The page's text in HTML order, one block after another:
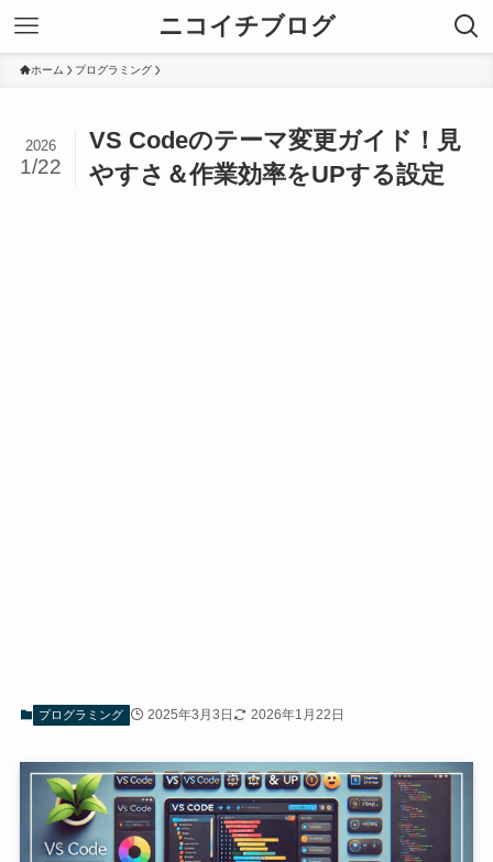
ニコイチブログ
ホーム プログラミング
VS Codeのテーマ変更ガイド！見
やすさ＆作業効率をUPする設定
2026
1/22
プログラミング 2025年3月3日 2026年1月22日